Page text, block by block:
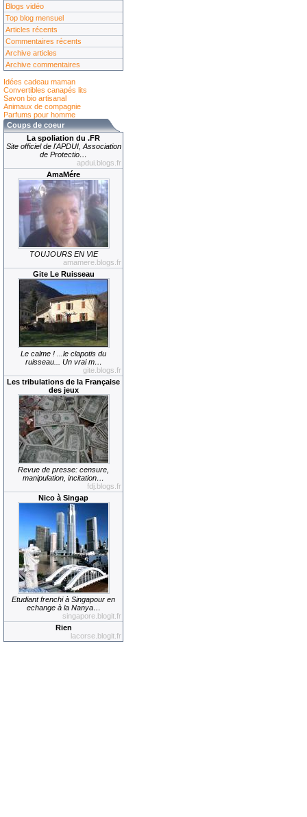
Blogs vidéo
Top blog mensuel
Articles récents
Commentaires récents
Archive articles
Archive commentaires
Idées cadeau maman
Convertibles canapés lits
Savon bio artisanal
Animaux de compagnie
Parfums pour homme
Coups de coeur
La spoliation du .FR
Site officiel de l'APDUI, Association
de Protectio…
apdui.blogs.fr
AmaMére
TOUJOURS EN VIE
amamere.blogs.fr
Gite Le Ruisseau
Le calme ! ...le clapotis du
ruisseau... Un vrai m…
gite.blogs.fr
Les tribulations de la Française
des jeux
Revue de presse: censure,
manipulation, incitation…
fdj.blogs.fr
Nico à Singap
Etudiant frenchi à Singapour en
echange à la Nanya…
singapore.blogit.fr
Rien
lacorse.blogit.fr